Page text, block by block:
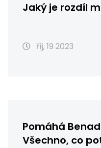
Jaký je rozdíl
říj, 19 2023
Pomáhá
Všechno, co